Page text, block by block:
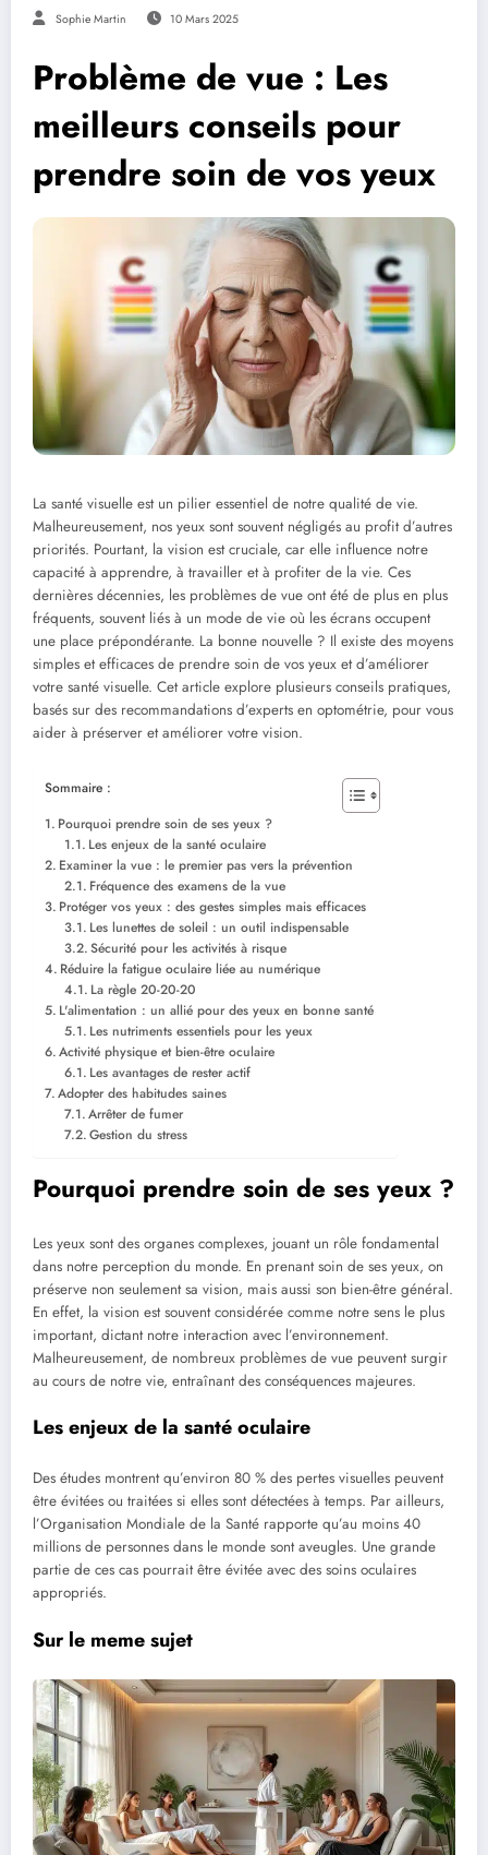
Sophie Martin 10 Mars 2025
Problème de vue : Les
meilleurs conseils pour
prendre soin de vos yeux
La santé visuelle est un pilier essentiel de notre qualité de vie.
Malheureusement, nos yeux sont souvent négligés au profit d’autres
priorités. Pourtant, la vision est cruciale, car elle influence notre
capacité à apprendre, à travailler et à profiter de la vie. Ces
dernières décennies, les problèmes de vue ont été de plus en plus
fréquents, souvent liés à un mode de vie où les écrans occupent
une place prépondérante. La bonne nouvelle ? Il existe des moyens
simples et efficaces de prendre soin de vos yeux et d’améliorer
votre santé visuelle. Cet article explore plusieurs conseils pratiques,
basés sur des recommandations d’experts en optométrie, pour vous
aider à préserver et améliorer votre vision.
Sommaire :
Pourquoi prendre soin de ses yeux ?
Les enjeux de la santé oculaire
Examiner la vue : le premier pas vers la prévention
Fréquence des examens de la vue
Protéger vos yeux : des gestes simples mais efficaces
Les lunettes de soleil : un outil indispensable
Sécurité pour les activités à risque
Réduire la fatigue oculaire liée au numérique
La règle 20-20-20
L'alimentation : un allié pour des yeux en bonne santé
Les nutriments essentiels pour les yeux
Activité physique et bien-être oculaire
Les avantages de rester actif
Adopter des habitudes saines
Arrêter de fumer
Gestion du stress
Pourquoi prendre soin de ses yeux ?
Les yeux sont des organes complexes, jouant un rôle fondamental
dans notre perception du monde. En prenant soin de ses yeux, on
préserve non seulement sa vision, mais aussi son bien-être général.
En effet, la vision est souvent considérée comme notre sens le plus
important, dictant notre interaction avec l’environnement.
Malheureusement, de nombreux problèmes de vue peuvent surgir
au cours de notre vie, entraînant des conséquences majeures.
Les enjeux de la santé oculaire
Des études montrent qu’environ 80 % des pertes visuelles peuvent
être évitées ou traitées si elles sont détectées à temps. Par ailleurs,
l’Organisation Mondiale de la Santé rapporte qu’au moins 40
millions de personnes dans le monde sont aveugles. Une grande
partie de ces cas pourrait être évitée avec des soins oculaires
appropriés.
Sur le meme sujet